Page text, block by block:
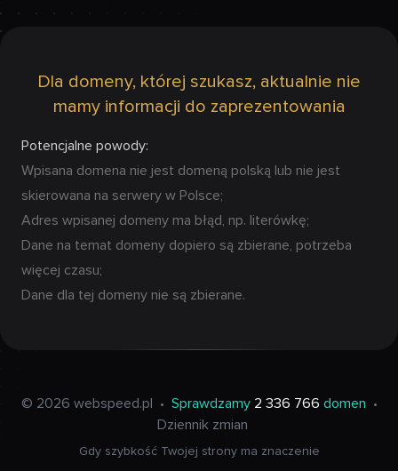
Dla domeny, której szukasz, aktualnie nie
mamy informacji do zaprezentowania
Potencjalne powody:
Wpisana domena nie jest domeną polską lub nie jest
skierowana na serwery w Polsce;
Adres wpisanej domeny ma błąd, np. literówkę;
Dane na temat domeny dopiero są zbierane, potrzeba
więcej czasu;
Dane dla tej domeny nie są zbierane.
© 2026 webspeed.pl • Sprawdzamy 2 336 766 domen
•
Dziennik zmian
Gdy szybkość Twojej strony ma znaczenie